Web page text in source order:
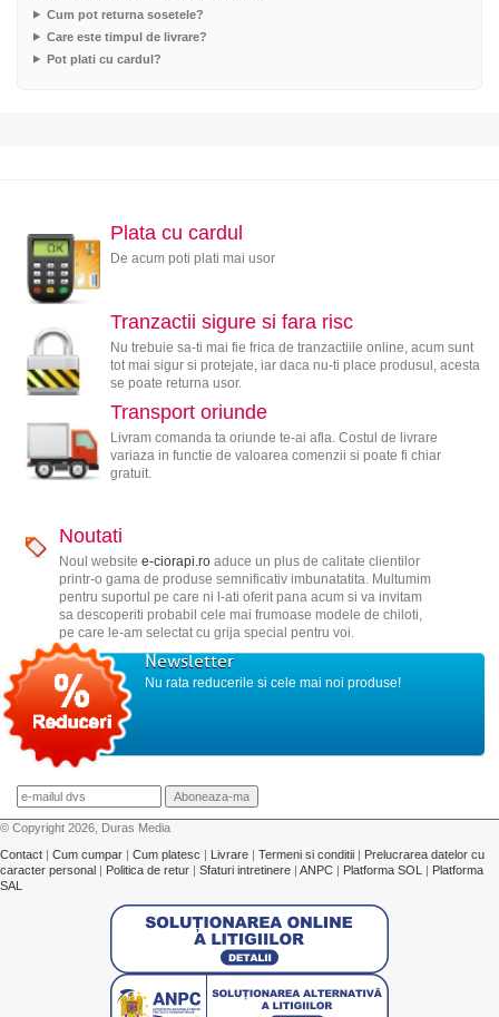
Cum pot returna sosetele?
Care este timpul de livrare?
Pot plati cu cardul?
Plata cu cardul
De acum poti plati mai usor
Tranzactii sigure si fara risc
Nu trebuie sa-ti mai fie frica de tranzactiile online, acum sunt
tot mai sigur si protejate, iar daca nu-ti place produsul, acesta
se poate returna usor.
Transport oriunde
Livram comanda ta oriunde te-ai afla. Costul de livrare
variaza in functie de valoarea comenzii si poate fi chiar
gratuit.
Noutati
Noul website e-ciorapi.roaduce un plus de calitate clientilor
printr-o gama de produse semnificativ imbunatatita. Multumim
pentru suportul pe care ni l-ati oferit pana acum si va invitam
sa descoperiti probabil cele mai frumoase modele de chiloti,
pe care le-am selectat cu grija special pentru voi.
Newsletter
Nu rata reducerile si cele mai noi produse!
© Copyright 2026, Duras Media
Contact | Cum cumpar | Cum platesc | Livrare | Termeni si conditii | Prelucrarea datelor cu
caracter personal | Politica de retur | Sfaturi intretinere | ANPC | Platforma SOL | Platforma
SAL